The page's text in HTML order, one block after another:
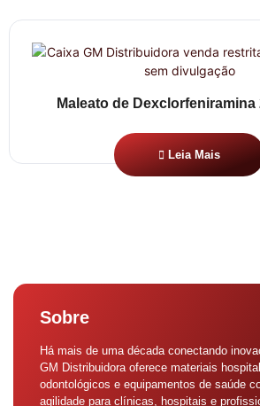
Maleato de Dexclorfeniramina
Leia Mais
Sobre
Há mais de uma década conectando
GM Distribuidora oferece materiais
odontológicos e equipamentos de saúde
agilidade para clínicas, hospitais e